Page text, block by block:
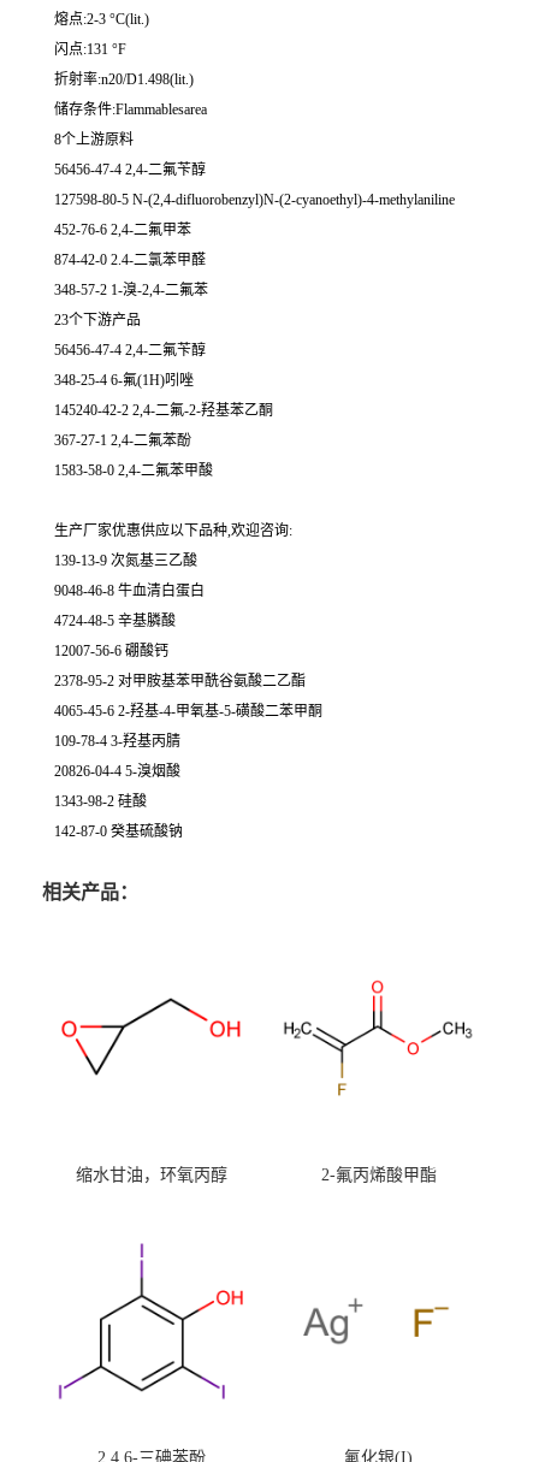
熔点:2-3 °C(lit.)
闪点:131 °F
折射率:n20/D1.498(lit.)
储存条件:Flammablesarea
8个上游原料
56456-47-4 2,4-二氟苄醇
127598-80-5 N-(2,4-difluorobenzyl)N-(2-cyanoethyl)-4-methylaniline
452-76-6 2,4-二氟甲苯
874-42-0 2.4-二氯苯甲醛
348-57-2 1-溴-2,4-二氟苯
23个下游产品
56456-47-4 2,4-二氟苄醇
348-25-4 6-氟(1H)吲唑
145240-42-2 2,4-二氟-2-羟基苯乙酮
367-27-1 2,4-二氟苯酚
1583-58-0 2,4-二氟苯甲酸
生产厂家优惠供应以下品种,欢迎咨询:
139-13-9 次氮基三乙酸
9048-46-8 牛血清白蛋白
4724-48-5 辛基膦酸
12007-56-6 硼酸钙
2378-95-2 对甲胺基苯甲酰谷氨酸二乙酯
4065-45-6 2-羟基-4-甲氧基-5-磺酸二苯甲酮
109-78-4 3-羟基丙腈
20826-04-4 5-溴烟酸
1343-98-2 硅酸
142-87-0 癸基硫酸钠
相关产品：
缩水甘油，环氧丙醇 2-氟丙烯酸甲酯
2,4,6-三碘苯酚 氟化银(I)